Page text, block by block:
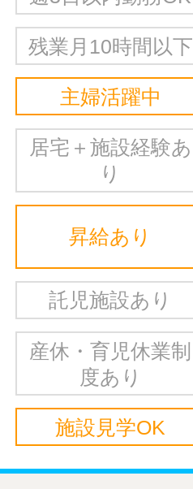
残業月10時間以下
主婦活躍中
居宅＋施設経験あ
り
昇給あり
託児施設あり
産休・育児休業制
度あり
施設見学OK